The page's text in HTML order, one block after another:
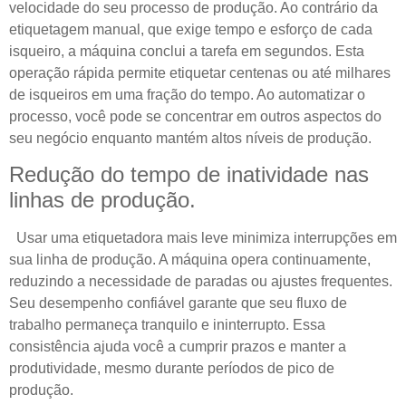
velocidade do seu processo de produção. Ao contrário da
etiquetagem manual, que exige tempo e esforço de cada
isqueiro, a máquina conclui a tarefa em segundos. Esta
operação rápida permite etiquetar centenas ou até milhares
de isqueiros em uma fração do tempo. Ao automatizar o
processo, você pode se concentrar em outros aspectos do
seu negócio enquanto mantém altos níveis de produção.
Redução do tempo de inatividade nas
linhas de produção.
Usar uma etiquetadora mais leve minimiza interrupções em
sua linha de produção. A máquina opera continuamente,
reduzindo a necessidade de paradas ou ajustes frequentes.
Seu desempenho confiável garante que seu fluxo de
trabalho permaneça tranquilo e ininterrupto. Essa
consistência ajuda você a cumprir prazos e manter a
produtividade, mesmo durante períodos de pico de
produção.